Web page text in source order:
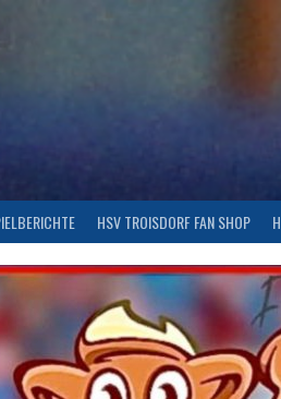
HSV TROISDORF FAN SHOP